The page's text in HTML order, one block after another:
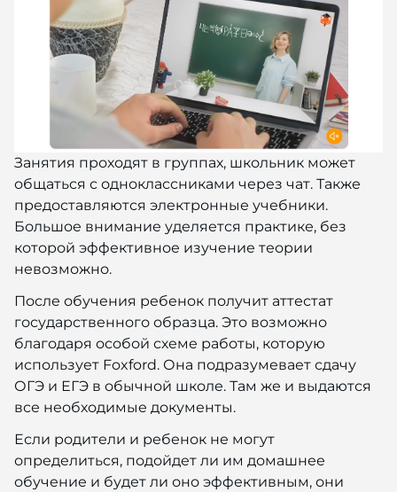
Занятия проходят в группах, школьник может
общаться с одноклассниками через чат. Также
предоставляются электронные учебники.
Большое внимание уделяется практике, без
которой эффективное изучение теории
невозможно.
После обучения ребенок получит аттестат
государственного образца. Это возможно
благодаря особой схеме работы, которую
использует Foxford. Она подразумевает сдачу
ОГЭ и ЕГЭ в обычной школе. Там же и выдаются
все необходимые документы.
Если родители и ребенок не могут
определиться, подойдет ли им домашнее
обучение и будет ли оно эффективным, они